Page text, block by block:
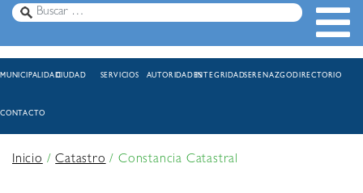
MUNICIPALIDADCIUDAD SERVICIOS AUTORIDADESINTEGRIDADSERENAZGODIRECTORIO
CONTACTO
Inicio/Catastro/Constancia Catastral